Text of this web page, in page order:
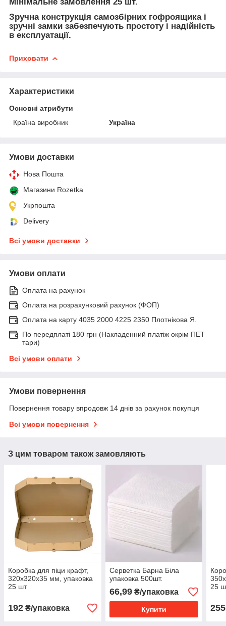
Зручна конструкція самозбірних гофроящика і
зручні замки забезпечують простоту і надійність
в експлуатації.
Приховати
Характеристики
Основні атрибути
Країна виробник
Україна
Умови доставки
Нова Пошта
Магазини Rozetka
Укрпошта
Delivery
Всі умови доставки
Умови оплати
Оплата на рахунок
Оплата на розрахунковий рахунок (ФОП)
Оплата на карту 4035 2000 4225 2350 Плотнікова Я.
По передплаті 180 грн (Накладенний платіж окрім ПЕТ
тари)
Всі умови оплати
Умови повернення
Повернення товару впродовж 14 днів за рахунок покупця
Всі умови повернення
З цим товаром також замовляють
Коробка для піци крафт,
320х320х35 мм, упаковка
25 шт
192 ₴/упаковка
Серветка Барна Біла
упаковка 500шт.
66,99₴/упаковка
Купити
25
255